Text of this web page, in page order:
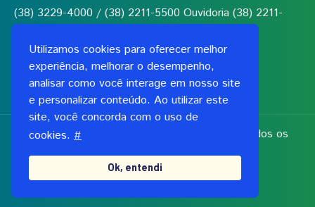
Utilizamos cookies para oferecer melhor
experiência, melhorar o desempenho,
analisar como você interage em nosso site
e personalizar conteúdo. Ao utilizar este
site, você concorda com o uso de
cookies. #
Ok, entendi
(38) 3229-4000 / (38) 2211-5500 Ouvidoria (38) 2211-
5555
Fundação de Saúde Dilson de Quadros Godinho
CNPJ: 00.991.591/0001-06
Copyright 2026, Fundação Dilson Godinho. Todos os
direitos reservados